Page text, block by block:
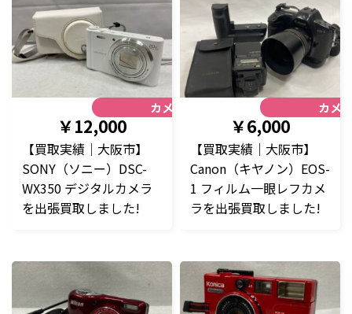
カメラ
￥12,000
【買取実績｜大阪市】
SONY（ソニー）DSC-
WX350 デジタルカメラ
を出張買取しました!
カメ
￥6,000
【買取実績｜大阪市】
Canon（キヤノン）EOS-
1 フィルム一眼レフカメ
ラを出張買取しました!